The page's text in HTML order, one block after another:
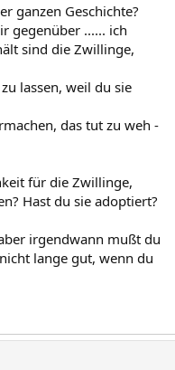
ganzen Geschichte?
gegenüber ...... ich
sind die Zwillinge,
lassen, weil du sie
das tut zu weh -
für die Zwillinge,
Hast du sie adoptiert?
irgendwann mußt du
lange gut, wenn du